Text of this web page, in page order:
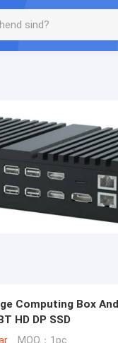
Computing Box
HD DP SSD
MOQ：1pc